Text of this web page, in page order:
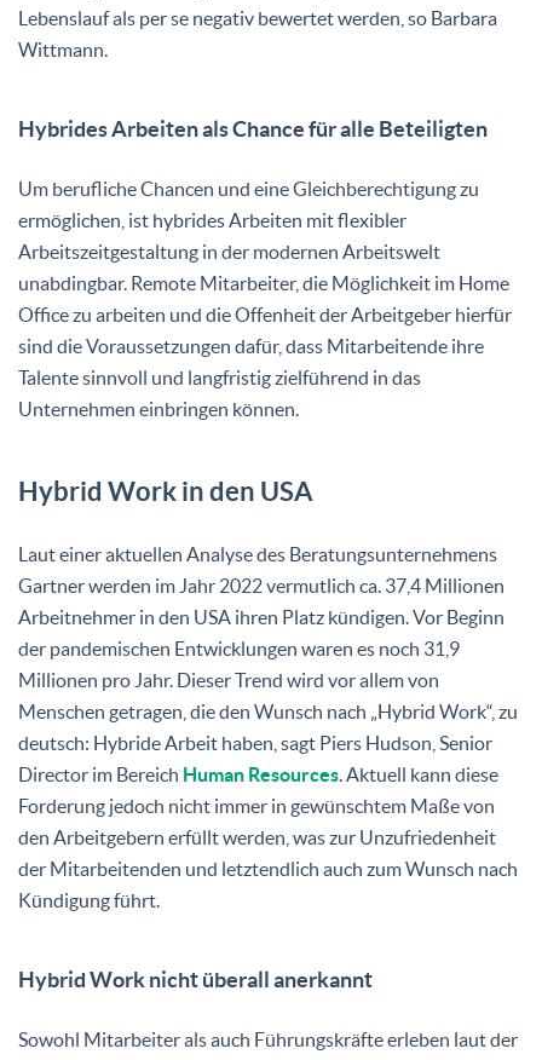
Lebenslauf als per se negativ bewertet werden, so Barbara
Wittmann.
Hybrides Arbeiten als Chance für alle Beteiligten
Um berufliche Chancen und eine Gleichberechtigung zu
ermöglichen, ist hybrides Arbeiten mit flexibler
Arbeitszeitgestaltung in der modernen Arbeitswelt
unabdingbar. Remote Mitarbeiter, die Möglichkeit im Home
Office zu arbeiten und die Offenheit der Arbeitgeber hierfür
sind die Voraussetzungen dafür, dass Mitarbeitende ihre
Talente sinnvoll und langfristig zielführend in das
Unternehmen einbringen können.
Hybrid Work in den USA
Laut einer aktuellen Analyse des Beratungsunternehmens
Gartner werden im Jahr 2022 vermutlich ca. 37,4 Millionen
Arbeitnehmer in den USA ihren Platz kündigen. Vor Beginn
der pandemischen Entwicklungen waren es noch 31,9
Millionen pro Jahr. Dieser Trend wird vor allem von
Menschen getragen, die den Wunsch nach „Hybrid Work“, zu
deutsch: Hybride Arbeit haben, sagt Piers Hudson, Senior
Director im Bereich Human Resources. Aktuell kann diese
Forderung jedoch nicht immer in gewünschtem Maße von
den Arbeitgebern erfüllt werden, was zur Unzufriedenheit
der Mitarbeitenden und letztendlich auch zum Wunsch nach
Kündigung führt.
Hybrid Work nicht überall anerkannt
Sowohl Mitarbeiter als auch Führungskräfte erleben laut der